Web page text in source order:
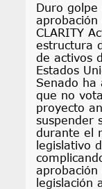
Duro golpe
aprobación
CLARITY
estructura
de activos
Estados
Senado ha
que no
proyecto
suspender
durante el
legislativo
aprobación
legislación